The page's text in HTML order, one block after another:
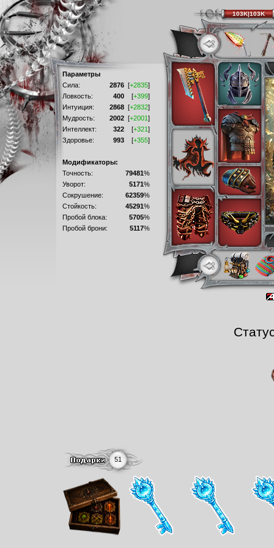
Параметры
Сила:
2876 [+2835]
Ловкость:
400 [+399]
Интуиция:
2868 [+2832]
Мудрость:
2002 [+2001]
Интеллект:
322 [+321]
Здоровье:
993 [+355]
Модификаторы:
Точность:
79481%
Уворот:
5171%
Сокрушение:
62359%
Стойкость:
45291%
Пробой блока:
5705%
Пробой брони:
5117%
51
103K|103K